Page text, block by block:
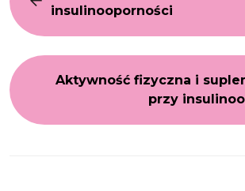
insulinooporności
Aktywność fizyczna i
przy